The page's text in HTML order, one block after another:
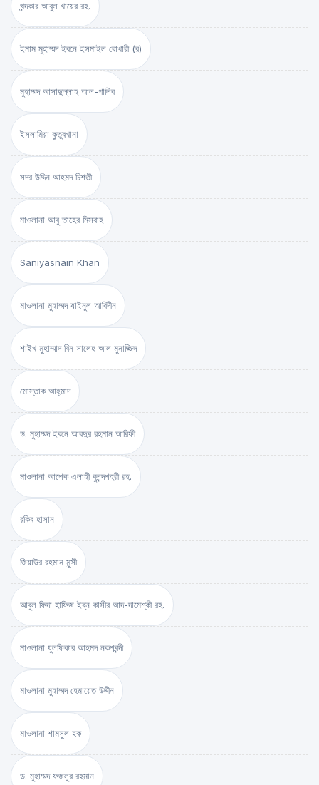
খন্দকার আবুল খায়ের রহ.
ইমাম মুহাম্মদ ইবনে ইসমাইল বোখারী (র)
মুহাম্মদ আসাদুল্লাহ আল-গালিব
ইসলামিয়া কুতুবখানা
সদর উদ্দিন আহমদ চিশতী
মাওলানা আবু তাহের মিসবাহ
Saniyasnain Khan
মাওলানা মুহাম্মদ যাইনুল আবিদীন
শাইখ মুহাম্মাদ বিন সালেহ আল মুনাজ্জিদ
মোস্তাক আহ্‌মাদ
ড. মুহাম্মদ ইবনে আবদুর রহমান আরিফী
মাওলানা আশেক এলাহী বুলন্দশহরী রহ.
রকিব হাসান
জিয়াউর রহমান মুন্সী
আবুল ফিদা হাফিজ ইব্‌ন কাসীর আদ-দামেশ্‌কী রহ.
মাওলানা যুলফিকার আহমদ নকশবন্দী
মাওলানা মুহাম্মদ হেমায়েত উদ্দীন
মাওলানা শামসুল হক
ড. মুহাম্মদ ফজলুর রহমান